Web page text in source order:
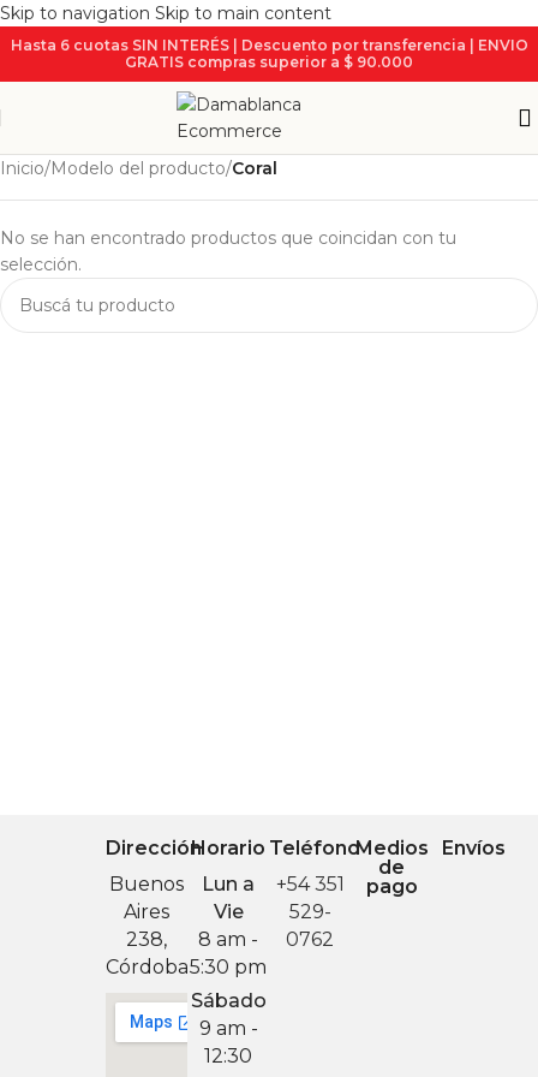
Skip to navigation Skip to main content
Hasta 6 cuotas SIN INTERÉS | Descuento por transferencia | ENVIO
GRATIS compras superior a $ 90.000
Inicio/Modelo del producto/Coral
No se han encontrado productos que coincidan con tu
selección.
Dirección
Buenos
Aires
238,
Córdoba
Horario
Lun a
Vie
8 am -
5:30 pm
Sábado
9 am -
12:30
Teléfono
+54 351
529-
0762
Medios
de
pago
Envíos